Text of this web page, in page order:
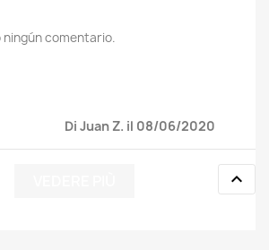
ningún comentario.
Di Juan Z. il 08/06/2020
